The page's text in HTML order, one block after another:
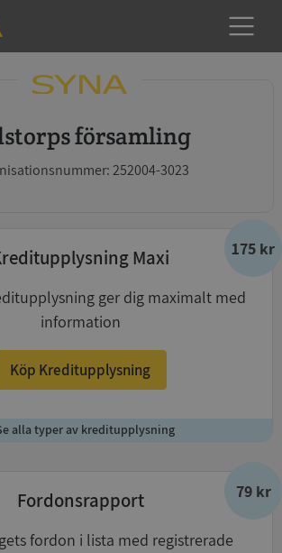
församling
252004-3023
175 kr
Maxi
ger dig maximalt med
information
Köp Kreditupplysning
alla typer av kreditupplysning
79 kr
Fordonsrapport
fordon i lista med registrerade